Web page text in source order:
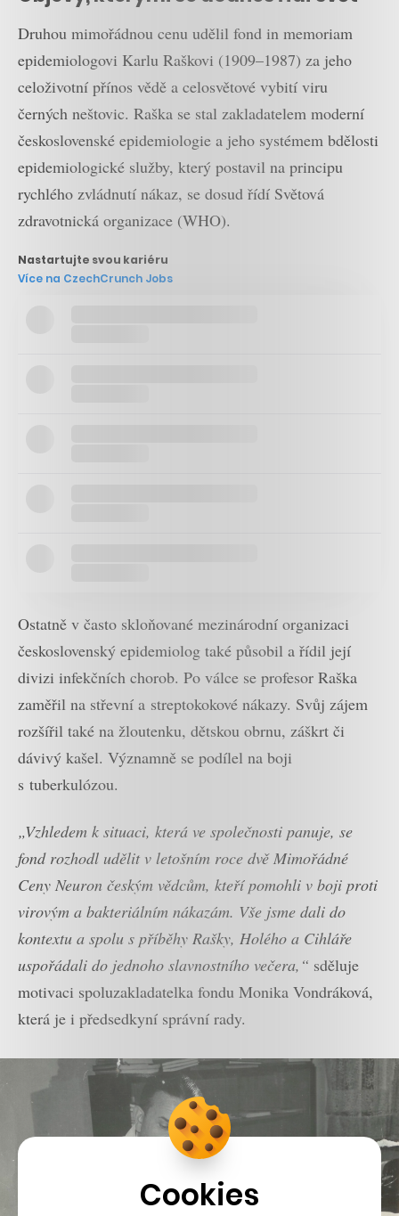
Druhou mimořádnou cenu udělil fond in memoriam
epidemiologovi Karlu Raškovi (1909–1987) za jeho
celoživotní přínos vědě a celosvětové vybití viru
černých neštovic. Raška se stal zakladatelem moderní
československé epidemiologie a jeho systémem bdělosti
epidemiologické služby, který postavil na principu
rychlého zvládnutí nákaz, se dosud řídí Světová
zdravotnická organizace (WHO).
Nastartujte svou kariéru
Více na CzechCrunch Jobs
Ostatně v často skloňované mezinárodní organizaci
československý epidemiolog také působil a řídil její
divizi infekčních chorob. Po válce se profesor Raška
zaměřil na střevní a streptokokové nákazy. Svůj zájem
rozšířil také na žloutenku, dětskou obrnu, záškrt či
dávivý kašel. Významně se podílel na boji
s tuberkulózou.
„Vzhledem k situaci, která ve společnosti panuje, se
fond rozhodl udělit v letošním roce dvě Mimořádné
Ceny Neuron českým vědcům, kteří pomohli v boji proti
virovým a bakteriálním nákazám. Vše jsme dali do
kontextu a spolu s příběhy Rašky, Holého a Cihláře
uspořádali do jednoho slavnostního večera,“ sděluje
motivaci spoluzakladatelka fondu Monika Vondráková,
která je i předsedkyní správní rady.
Cookies